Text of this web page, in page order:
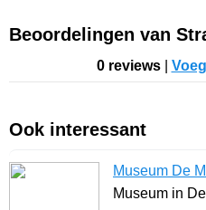
Beoordelingen van
0 reviews|
Ook interessant
Museum De
Museum in